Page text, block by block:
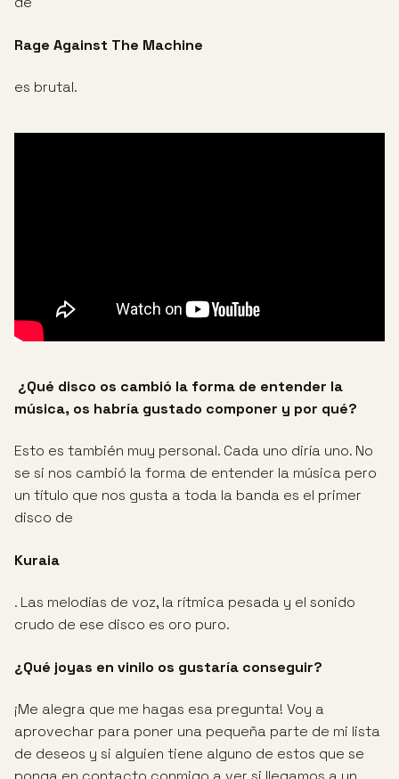
Rage Against The Machine
es brutal.
¿Qué disco os cambió la forma de entender la
música, os habría gustado componer y por qué?
Esto es también muy personal. Cada uno diría uno. No
se si nos cambió la forma de entender la música pero
un título que nos gusta a toda la banda es el primer
disco de
Kuraia
. Las melodías de voz, la rítmica pesada y el sonido
crudo de ese disco es oro puro.
¿Qué joyas en vinilo os gustaría conseguir?
¡Me alegra que me hagas esa pregunta! Voy a
aprovechar para poner una pequeña parte de mi lista
de deseos y si alguien tiene alguno de estos que se